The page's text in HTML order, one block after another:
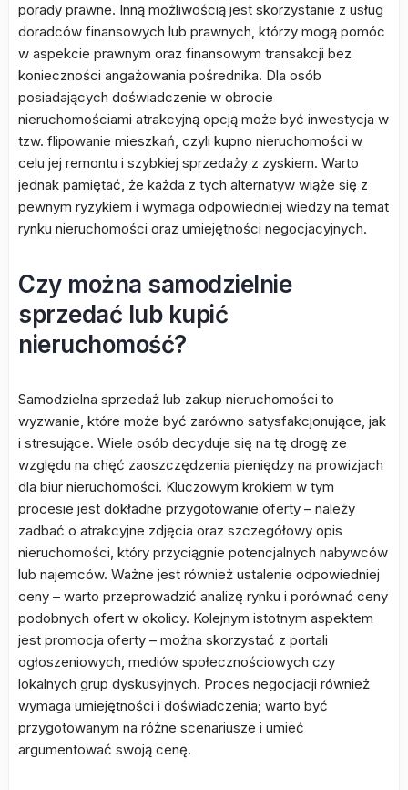
porady prawne. Inną możliwością jest skorzystanie z usług
doradców finansowych lub prawnych, którzy mogą pomóc
w aspekcie prawnym oraz finansowym transakcji bez
konieczności angażowania pośrednika. Dla osób
posiadających doświadczenie w obrocie
nieruchomościami atrakcyjną opcją może być inwestycja w
tzw. flipowanie mieszkań, czyli kupno nieruchomości w
celu jej remontu i szybkiej sprzedaży z zyskiem. Warto
jednak pamiętać, że każda z tych alternatyw wiąże się z
pewnym ryzykiem i wymaga odpowiedniej wiedzy na temat
rynku nieruchomości oraz umiejętności negocjacyjnych.
Czy można samodzielnie
sprzedać lub kupić
nieruchomość?
Samodzielna sprzedaż lub zakup nieruchomości to
wyzwanie, które może być zarówno satysfakcjonujące, jak
i stresujące. Wiele osób decyduje się na tę drogę ze
względu na chęć zaoszczędzenia pieniędzy na prowizjach
dla biur nieruchomości. Kluczowym krokiem w tym
procesie jest dokładne przygotowanie oferty – należy
zadbać o atrakcyjne zdjęcia oraz szczegółowy opis
nieruchomości, który przyciągnie potencjalnych nabywców
lub najemców. Ważne jest również ustalenie odpowiedniej
ceny – warto przeprowadzić analizę rynku i porównać ceny
podobnych ofert w okolicy. Kolejnym istotnym aspektem
jest promocja oferty – można skorzystać z portali
ogłoszeniowych, mediów społecznościowych czy
lokalnych grup dyskusyjnych. Proces negocjacji również
wymaga umiejętności i doświadczenia; warto być
przygotowanym na różne scenariusze i umieć
argumentować swoją cenę.